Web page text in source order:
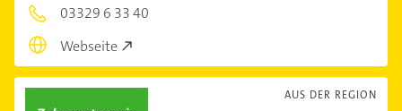
03329 6 33 40
Webseite
AUS DER REGION